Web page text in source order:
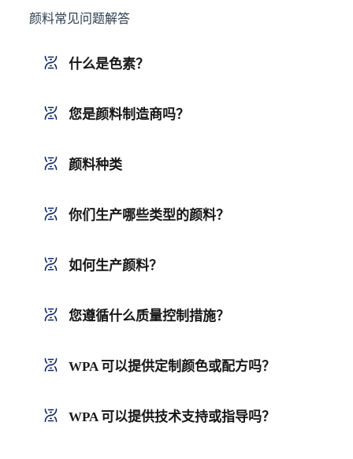
颜料常见问题解答
什么是色素？
您是颜料制造商吗？
颜料种类
你们生产哪些类型的颜料？
如何生产颜料？
您遵循什么质量控制措施？
WPA 可以提供定制颜色或配方吗？
WPA 可以提供技术支持或指导吗？